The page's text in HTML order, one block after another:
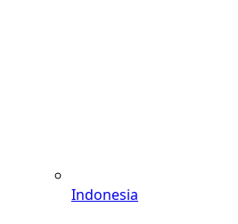
Indonesia